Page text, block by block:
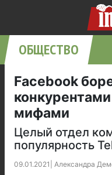
ОБЩЕСТВО
Facebook
мифами
Целый отдел
популярность
09.01.2021 Александра